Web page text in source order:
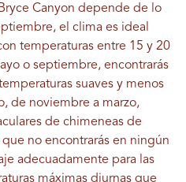
Canyon depende de lo
el clima es ideal
temperaturas entre 15 y 20
o septiembre, encontrarás
suaves y menos
de noviembre a marzo,
de chimeneas de
que no encontrarás en ningún
adecuadamente para las
máximas diurnas que